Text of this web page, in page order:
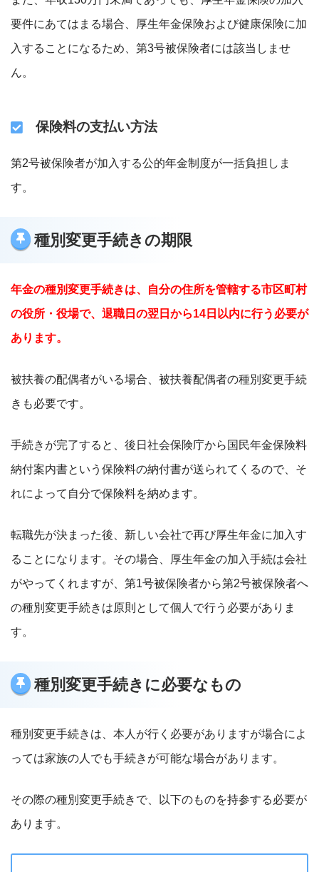
要件にあてはまる場合、厚生年金保険および健康保険に加
入することになるため、第3号被保険者には該当しませ
ん。
保険料の支払い方法
第2号被保険者が加入する公的年金制度が一括負担しま
す。
種別変更手続きの期限
年金の種別変更手続きは、自分の住所を管轄する市区町村
の役所・役場で、退職日の翌日から14日以内に行う必要が
あります。
被扶養の配偶者がいる場合、被扶養配偶者の種別変更手続
きも必要です。
手続きが完了すると、後日社会保険庁から国民年金保険料
納付案内書という保険料の納付書が送られてくるので、そ
れによって自分で保険料を納めます。
転職先が決まった後、新しい会社で再び厚生年金に加入す
ることになります。その場合、厚生年金の加入手続は会社
がやってくれますが、第1号被保険者から第2号被保険者へ
の種別変更手続きは原則として個人で行う必要がありま
す。
種別変更手続きに必要なもの
種別変更手続きは、本人が行く必要がありますが場合によ
っては家族の人でも手続きが可能な場合があります。
その際の種別変更手続きで、以下のものを持参する必要が
あります。